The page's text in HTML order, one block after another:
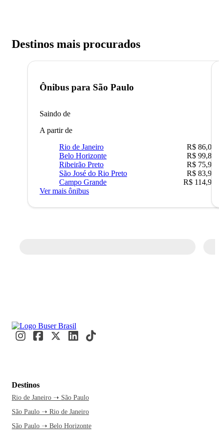
Destinos mais procurados
Ônibus para São Paulo
Saindo de
A partir de
Rio de Janeiro
R$ 86,00
Belo Horizonte
R$ 99,89
Ribeirão Preto
R$ 75,90
São José do Rio Preto
R$ 83,90
Campo Grande
R$ 114,90
Ver mais ônibus
Destinos
Rio de Janeiro ➝ São Paulo
São Paulo ➝ Rio de Janeiro
São Paulo ➝ Belo Horizonte